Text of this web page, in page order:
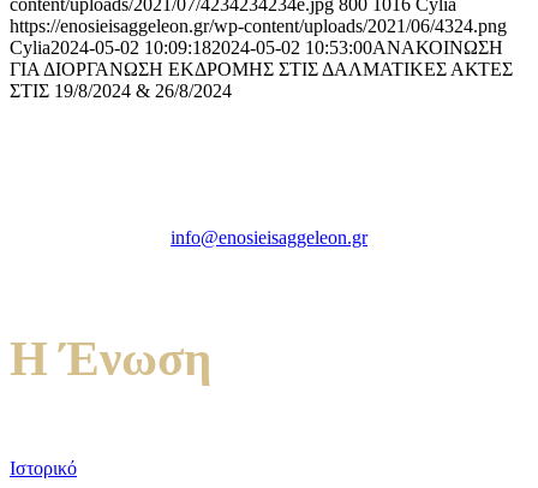
content/uploads/2021/07/4234234234e.jpg 800 1016 Cylia
https://enosieisaggeleon.gr/wp-content/uploads/2021/06/4324.png
Cylia2024-05-02 10:09:182024-05-02 10:53:00ΑΝΑΚΟΙΝΩΣΗ
ΓΙΑ ΔΙΟΡΓΑΝΩΣΗ ΕΚΔΡΟΜΗΣ ΣΤΙΣ ΔΑΛΜΑΤΙΚΕΣ ΑΚΤΕΣ
ΣΤΙΣ 19/8/2024 & 26/8/2024
info@enosieisaggeleon.gr
Η Ένωση
Ιστορικό